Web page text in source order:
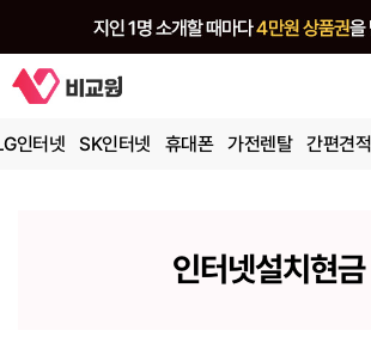
인터넷 SK인터넷 휴대폰 가전렌탈 간편견적
인터넷설치현금